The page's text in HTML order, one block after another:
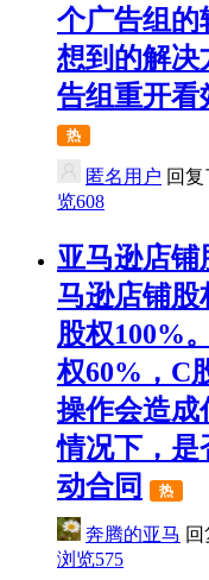
个广告组的
想到的解决
告组重开看
热
匿名用户 回复
览608
亚马逊店铺
马逊店铺
股权100%
权60%，C
操作会造成
情况下，是
动合同
热
奔腾的亚马
浏览575